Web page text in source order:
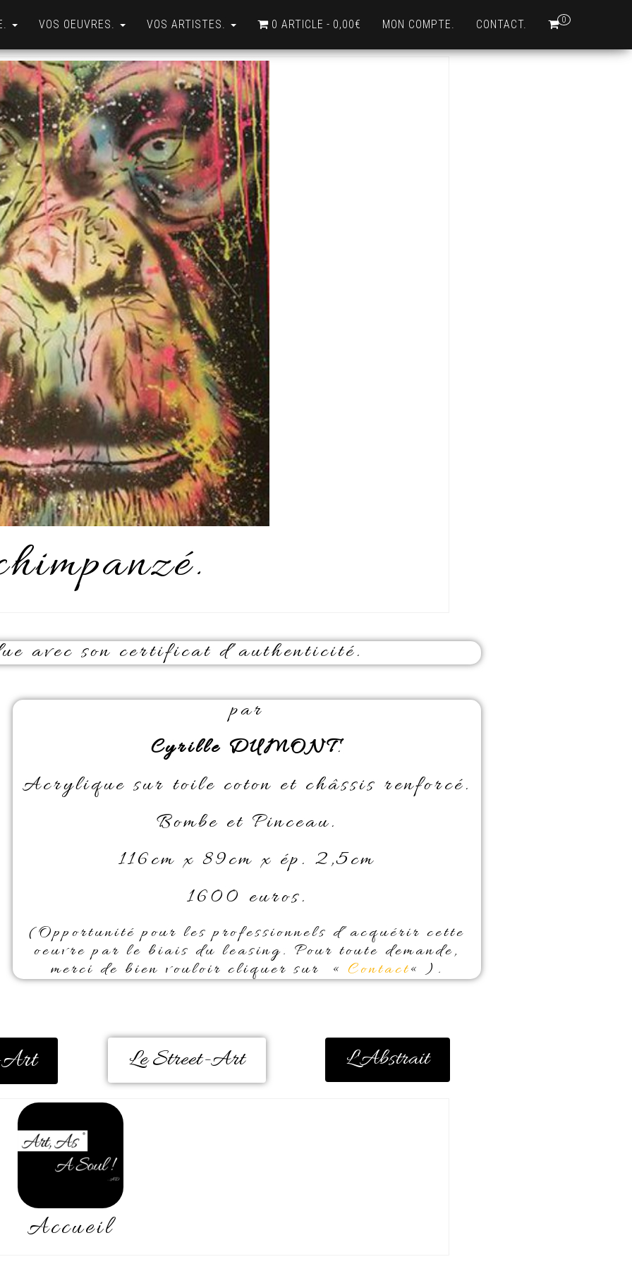
0
VOS OEUVRES. VOS ARTISTES. 0 ARTICLE 0,00€ MON COMPTE. CONTACT.
avec son certificat d’authenticité.
par
Cyrille DUMONT.
Acrylique sur toile coton et châssis renforcé.
Bombe et Pinceau.
116cm x 89cm x ép. 2,5cm
1600 euros.
(Opportunité pour les professionnels d’acquérir cette
oeuvre par le biais du leasing. Pour toute demande,
merci de bien vouloir cliquer sur « Contact« ).
Art Le Street-Art L'Abstrait
Accueil